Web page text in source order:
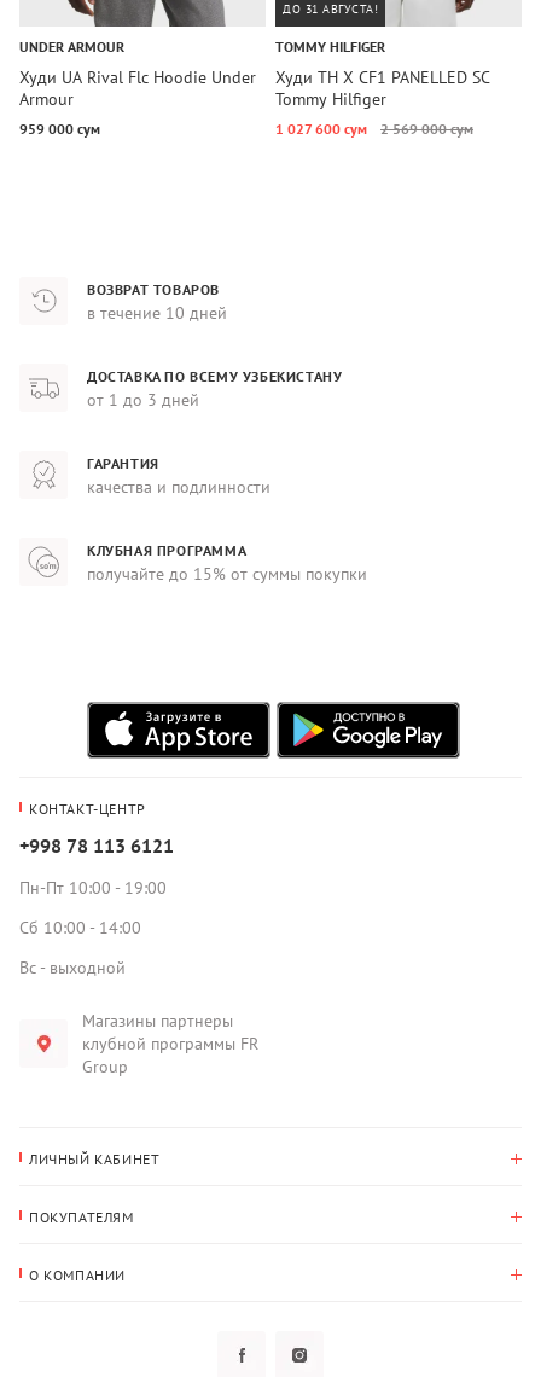
UNDER ARMOUR
Худи UA Rival Flc Hoodie Under
Armour
959 000 сум
ДО 31 АВГУСТА!
TOMMY HILFIGER
Худи TH X CF1 PANELLED SC
Tommy Hilfiger
1 027 600 сум 2 569 000 сум
ВОЗВРАТ ТОВАРОВ
в течение 10 дней
ДОСТАВКА ПО ВСЕМУ УЗБЕКИСТАНУ
от 1 до 3 дней
ГАРАНТИЯ
качества и подлинности
КЛУБНАЯ ПРОГРАММА
получайте до 15% от суммы покупки
КОНТАКТ-ЦЕНТР
+998 78 113 6121
Пн-Пт 10:00 - 19:00
Сб 10:00 - 14:00
Вс - выходной
Магазины партнеры
клубной программы FR
Group
ЛИЧНЫЙ КАБИНЕТ
Адрес для доставки
ПОКУПАТЕЛЯМ
О КОМПАНИИ
Политика конфиденциальности